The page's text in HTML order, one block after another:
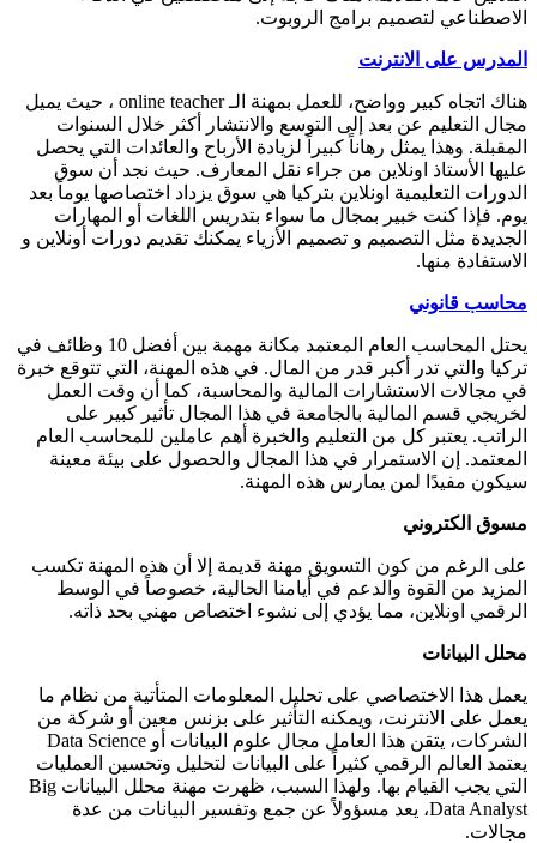
الاصطناعي لتصميم برامج الروبوت.
المدرس على الانترنت
هناك اتجاه كبير وواضح، للعمل بمهنة الـ online teacher ، حيث يميل
مجال التعليم عن بعد إلى التوسع والانتشار أكثر خلال السنوات
المقبلة. وهذا يمثل رهاناً كبيراً لزيادة الأرباح والعائدات التي يحصل
عليها الأستاذ اونلاين من جراء نقل المعارف. حيث نجد أن سوق
الدورات التعليمية اونلاين بتركيا هي سوق يزداد اختصاصها يوماً بعد
يوم. فإذا كنت خبير بمجال ما سواء بتدريس اللغات أو المهارات
الجديدة مثل التصميم و تصميم الأزياء يمكنك تقديم دورات أونلاين و
الاستفادة منها.
محاسب قانوني
يحتل المحاسب العام المعتمد مكانة مهمة بين أفضل 10 وظائف في
تركيا والتي تدر أكبر قدر من المال. في هذه المهنة، التي تتوقع خبرة
في مجالات الاستشارات المالية والمحاسبة، كما أن وقت العمل
لخريجي قسم المالية بالجامعة في هذا المجال تأثير كبير على
الراتب. يعتبر كل من التعليم والخبرة أهم عاملين للمحاسب العام
المعتمد. إن الاستمرار في هذا المجال والحصول على بيئة معينة
سيكون مفيدًا لمن يمارس هذه المهنة.
مسوق الكتروني
على الرغم من كون التسويق مهنة قديمة إلا أن هذه المهنة تكسب
المزيد من القوة والدعم في أيامنا الحالية، خصوصاً في الوسط
الرقمي اونلاين، مما يؤدي إلى نشوء اختصاص مهني بحد ذاته.
محلل البيانات
يعمل هذا الاختصاصي على تحليل المعلومات المتأتية من نظام ما
يعمل على الانترنت، ويمكنه التأثير على بزنس معين أو شركة من
الشركات، يتقن هذا العامل مجال علوم البيانات أو Data Science
يعتمد العالم الرقمي كثيراً على البيانات لتحليل وتحسين العمليات
التي يجب القيام بها. ولهذا السبب، ظهرت مهنة محلل البيانات Big
Data Analyst، يعد مسؤولاً عن جمع وتفسير البيانات من عدة
مجالات.